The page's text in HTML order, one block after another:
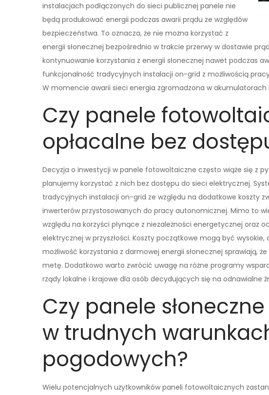
instalacjach podłączonych do sieci publicznej panele nie
będą produkować energii podczas awarii prądu ze względów
bezpieczeństwa. To oznacza, że nie można korzystać z
energii słonecznej bezpośrednio w trakcie przerwy w dostawie
kontynuowanie korzystania z energii słonecznej nawet podczas
funkcjonalność tradycyjnych instalacji on-grid z możliwością
W momencie awarii sieci energia zgromadzona w
Czy panele
opłacalne bez
Decyzja o inwestycji w panele fotowoltaiczne często wiąże się z
planujemy korzystać z nich bez dostępu do sieci elektrycznej.
tradycyjnych instalacji on-grid ze względu na dodatkowe koszty
inwerterów przystosowanych do pracy autonomicznej. Mimo to
względu na korzyści płynące z niezależności energetycznej oraz
elektrycznej w przyszłości. Koszty początkowe mogą być
możliwość korzystania z darmowej energii słonecznej sprawiają,
metę. Dodatkowo warto zwrócić uwagę na różne programy
rządy lokalne i krajowe dla osób decydujących się na odnawialne
Czy panele
w trudnych
pogodowych?
Wielu potencjalnych użytkowników paneli fotowoltaicznych